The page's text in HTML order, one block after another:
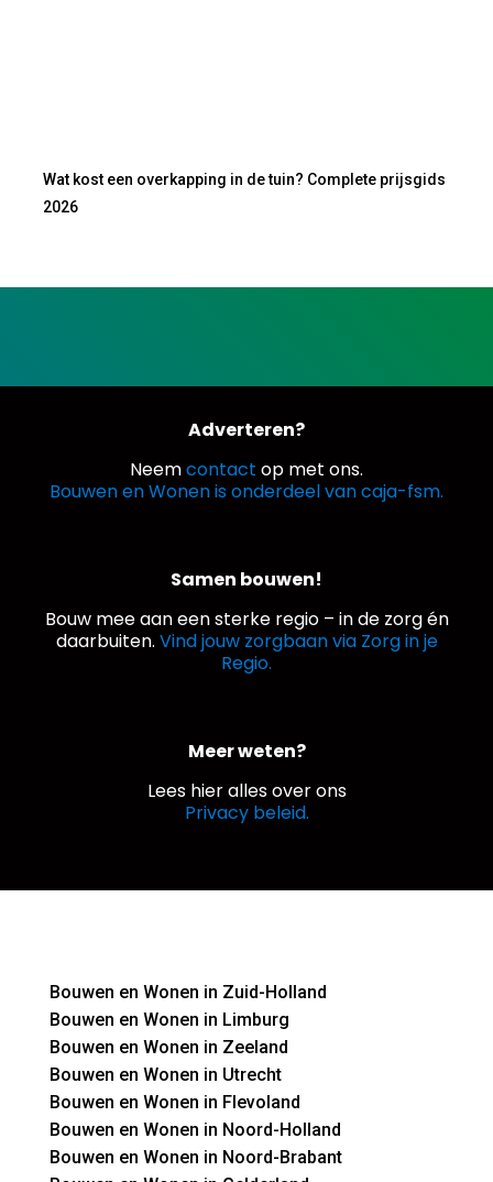
Wat kost een overkapping in de tuin? Complete prijsgids
2026
Adverteren?
Neemcontact op met ons.
Bouwen en Wonen is onderdeel van caja-fsm.
Samen bouwen!
Bouw mee aan een sterke regio – in de zorg én
daarbuiten. Vind jouw zorgbaan via Zorg in je
Regio.
Meer weten?
Lees hier alles over ons
Privacy beleid.
Bouwen en Wonen in Zuid-Holland
Bouwen en Wonen in Limburg
Bouwen en Wonen in Zeeland
Bouwen en Wonen in Utrecht
Bouwen en Wonen in Flevoland
Bouwen en Wonen in Noord-Holland
Bouwen en Wonen in Noord-Brabant